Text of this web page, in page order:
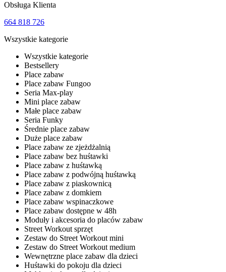
Obsługa Klienta
664 818 726
Wszystkie kategorie
Wszystkie kategorie
Bestsellery
Place zabaw
Place zabaw Fungoo
Seria Max-play
Mini place zabaw
Małe place zabaw
Seria Funky
Średnie place zabaw
Duże place zabaw
Place zabaw ze zjeżdżalnią
Place zabaw bez huśtawki
Place zabaw z huśtawką
Place zabaw z podwójną huśtawką
Place zabaw z piaskownicą
Place zabaw z domkiem
Place zabaw wspinaczkowe
Place zabaw dostępne w 48h
Moduły i akcesoria do placów zabaw
Street Workout sprzęt
Zestaw do Street Workout mini
Zestaw do Street Workout medium
Wewnętrzne place zabaw dla dzieci
Huśtawki do pokoju dla dzieci